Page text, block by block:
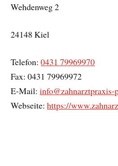
Wehdenweg 2
24148Kiel
Telefon:0431 79969970
Fax:0431 79969972
E-Mail:info@zahnarztpraxis-
Webseite:https://